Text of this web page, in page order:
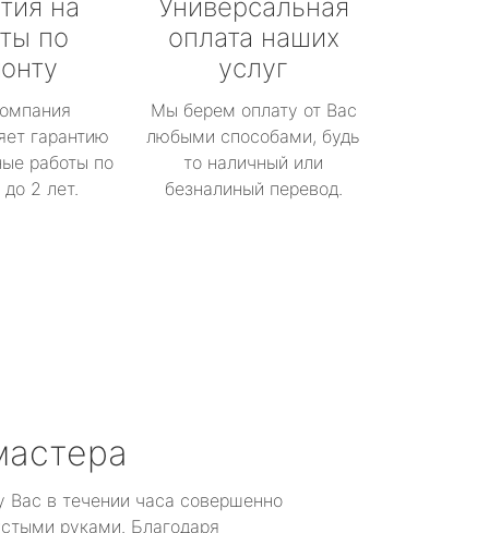
на
по
гарантию
работы по
2 лет.
Универсальная
оплата наших
услуг
Мы берем оплату от Вас
любыми способами, будь
то наличный или
безналиный перевод.
Вас в течении часа совершенно
руками. Благодаря